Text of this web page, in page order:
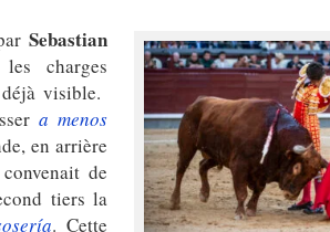
Sebastian
charges
visible.
a menos
en arrière
de
tiers la
. Cette